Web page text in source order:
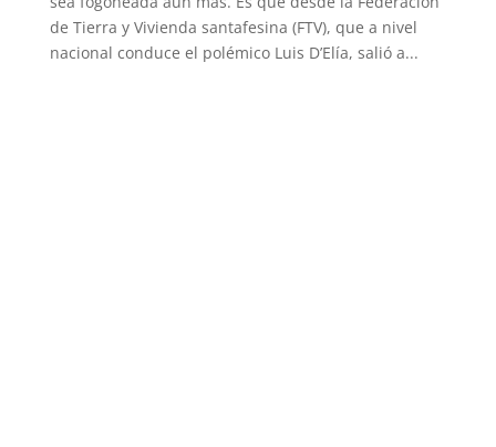
de Tierra y Vivienda santafesina (FTV), que a nivel
nacional conduce el polémico Luis D’Elía, salió a...